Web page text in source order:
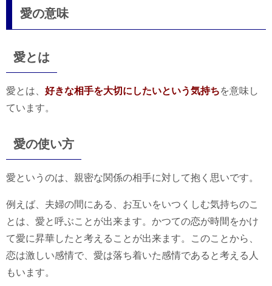
愛の意味
愛とは
愛とは、 好きな相手を大切にしたいという気持ちを意味し
ています。
愛の使い方
愛というのは、親密な関係の相手に対して抱く思いです。
例えば、夫婦の間にある、お互いをいつくしむ気持ちのこ
とは、愛と呼ぶことが出来ます。かつての恋が時間をかけ
て愛に昇華したと考えることが出来ます。このことから、
恋は激しい感情で、愛は落ち着いた感情であると考える人
もいます。